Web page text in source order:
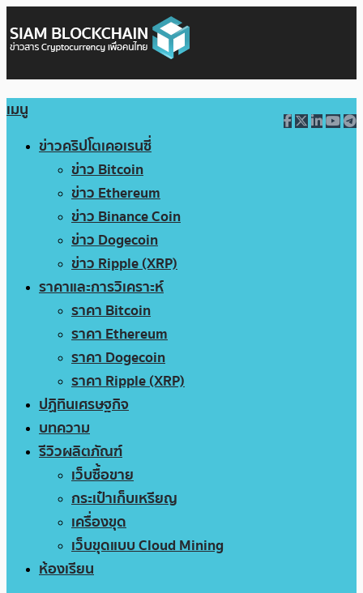
เมนู
ข่าวคริปโตเคอเรนซี่
ข่าว Bitcoin
ข่าว Ethereum
ข่าว Binance Coin
ข่าว Dogecoin
ข่าว Ripple (XRP)
ราคาและการวิเคราะห์
ราคา Bitcoin
ราคา Ethereum
ราคา Dogecoin
ราคา Ripple (XRP)
ปฏิทินเศรษฐกิจ
บทความ
รีวิวผลิตภัณฑ์
เว็บซื้อขาย
กระเป๋าเก็บเหรียญ
เครื่องขุด
เว็บขุดแบบ Cloud Mining
ห้องเรียน